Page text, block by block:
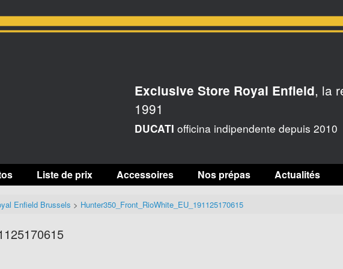
Exclusive Store Royal Enfield, la
1991
DUCATI officina indipendente depuis 2010
Liste de prix Accessoires Nos prépas Actualités
Enfield Brussels > Hunter350_Front_RioWhite_EU_191125170615